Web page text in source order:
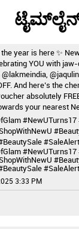
year is here ✨
YOU with
And here’s the
absolutely
your nearest
#NewUTurns17
#SaleAlert
3:33 PM